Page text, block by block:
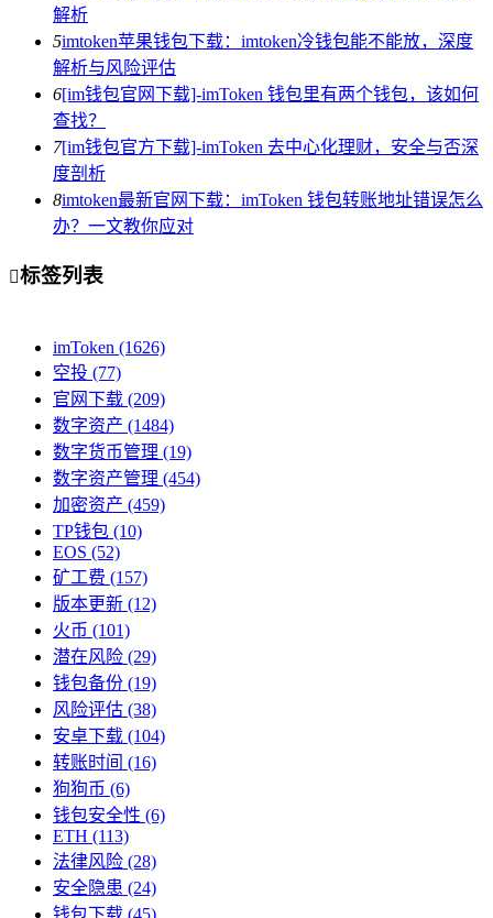
解析
5imtoken苹果钱包下载：imtoken冷钱包能不能放，深度
解析与风险评估
6[im钱包官网下载]-imToken 钱包里有两个钱包，该如何
查找？
7[im钱包官方下载]-imToken 去中心化理财，安全与否深
度剖析
8imtoken最新官网下载：imToken 钱包转账地址错误怎么
办？一文教你应对
标签列表
imToken (1626)
空投 (77)
官网下载 (209)
数字资产 (1484)
数字货币管理 (19)
数字资产管理 (454)
加密资产 (459)
TP钱包 (10)
EOS (52)
矿工费 (157)
版本更新 (12)
火币 (101)
潜在风险 (29)
钱包备份 (19)
风险评估 (38)
安卓下载 (104)
转账时间 (16)
狗狗币 (6)
钱包安全性 (6)
ETH (113)
法律风险 (28)
安全隐患 (24)
钱包下载 (45)